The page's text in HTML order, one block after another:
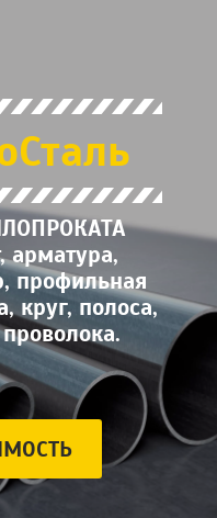
арматура,
профильная
круг, полоса,